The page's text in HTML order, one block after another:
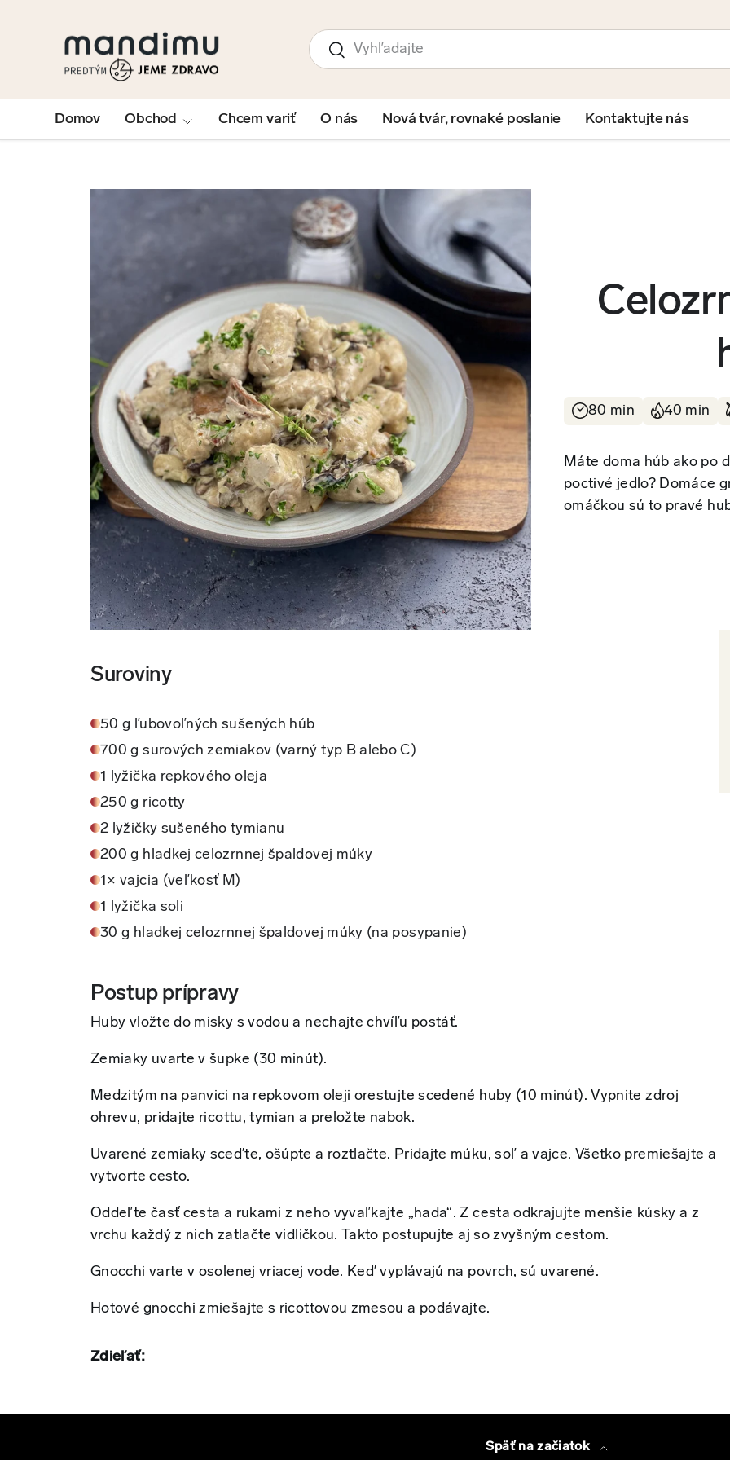
Hľadať
Hľadať
Domov Obchod Chcem variť O nás Nová tvár, rovnaké poslanie Kontaktujte nás
80 min 40 min
Máte doma húb ako po
poctivé jedlo? Domáce
omáčkou sú to pravé
Suroviny
50 g ľubovoľných sušených húb
700 g surových zemiakov (varný typ B alebo C)
1 lyžička repkového oleja
250 g ricotty
2 lyžičky sušeného tymianu
200 g hladkej celozrnnej špaldovej múky
1× vajcia (veľkosť M)
1 lyžička soli
30 g hladkej celozrnnej špaldovej múky (na posypanie)
Postup prípravy
Huby vložte do misky s vodou a nechajte chvíľu postáť.
Zemiaky uvarte v šupke (30 minút).
Medzitým na panvici na repkovom oleji orestujte scedené huby (10 minút). Vypnite zdroj
ohrevu, pridajte ricottu, tymian a preložte nabok.
Uvarené zemiaky sceďte, ošúpte a roztlačte. Pridajte múku, soľ a vajce. Všetko premiešajte a
vytvorte cesto.
Oddeľte časť cesta a rukami z neho vyvaľkajte „hada“. Z cesta odkrajujte menšie kúsky a z
vrchu každý z nich zatlačte vidličkou. Takto postupujte aj so zvyšným cestom.
Gnocchi varte v osolenej vriacej vode. Keď vyplávajú na povrch, sú uvarené.
Hotové gnocchi zmiešajte s ricottovou zmesou a podávajte.
Zdieľať:
Späť na začiatok